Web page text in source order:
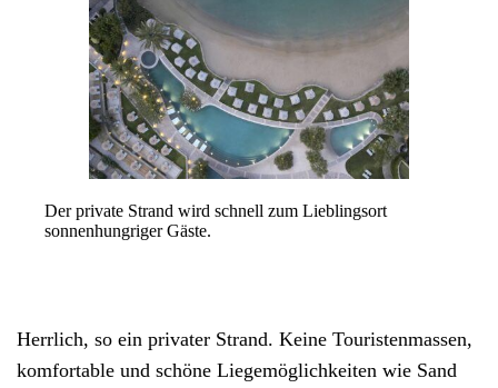
Der private Strand wird schnell zum Lieblingsort
sonnenhungriger Gäste.
Herrlich, so ein privater Strand. Keine Touristenmassen,
komfortable und schöne Liegemöglichkeiten wie Sand